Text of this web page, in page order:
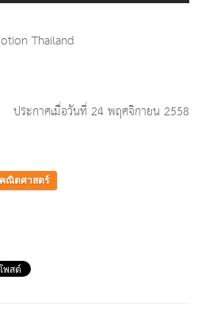
Thailand
ประกาศเมื่อวันที่ 24 พฤศจิกายน 2558
คณิตศาสตร์